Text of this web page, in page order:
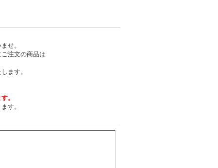
せ。
注文の商品は
ます。
。
す。